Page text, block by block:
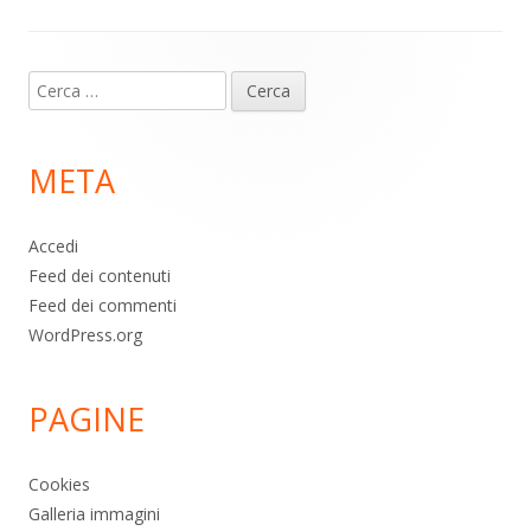
piè
pagina
Ricerca
per:
META
Accedi
Feed dei contenuti
Feed dei commenti
WordPress.org
PAGINE
Cookies
Galleria immagini